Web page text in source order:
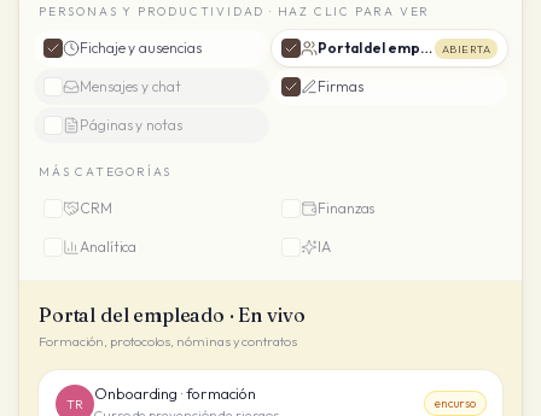
PERSONAS Y PRODUCTIVIDAD · HAZ CLIC PARA VER
Fichaje y ausencias Portal del empleadoABIERTA
Mensajes y chat Firmas
Páginas y notas
MÁS CATEGORÍAS
CRM Finanzas
Analítica IA
Portal del empleado · En vivo
Formación, protocolos, nóminas y contratos
TR
Onboarding · formación
en curso